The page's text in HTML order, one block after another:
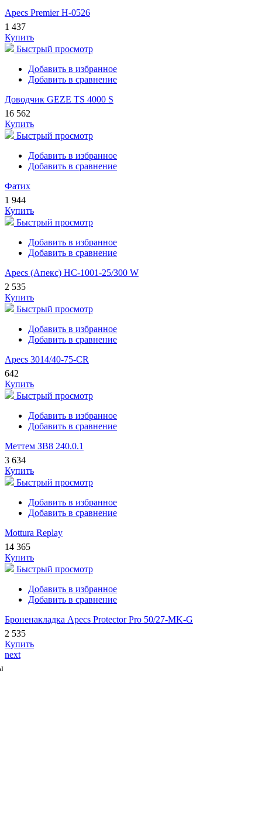
Apecs Premier H-0526
1 437
Купить
Быстрый просмотр
Добавить в избранное
Добавить в сравнение
Доводчик GEZE TS 4000 S
16 562
Купить
Быстрый просмотр
Добавить в избранное
Добавить в сравнение
Фатих
1 944
Купить
Быстрый просмотр
Добавить в избранное
Добавить в сравнение
Apecs (Апекс) HC-1001-25/300 W
2 535
Купить
Быстрый просмотр
Добавить в избранное
Добавить в сравнение
Apecs 3014/40-75-CR
642
Купить
Быстрый просмотр
Добавить в избранное
Добавить в сравнение
Меттем ЗВ8 240.0.1
3 634
Купить
Быстрый просмотр
Добавить в избранное
Добавить в сравнение
Mottura Replay
14 365
Купить
Быстрый просмотр
Добавить в избранное
Добавить в сравнение
Броненакладка Apecs Protector Pro 50/27-MK-G
2 535
Купить
next